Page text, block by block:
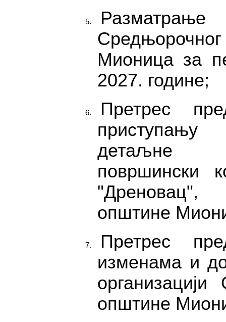
Мионица за
2027. године;
Претрес
детаљне
површински
општине
Претрес
изменама и
општине